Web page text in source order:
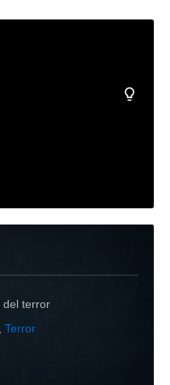
del terror
Terror